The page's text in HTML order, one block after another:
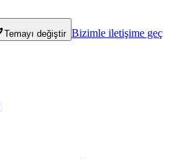
Temayı değiştir Bizimle iletişime geç